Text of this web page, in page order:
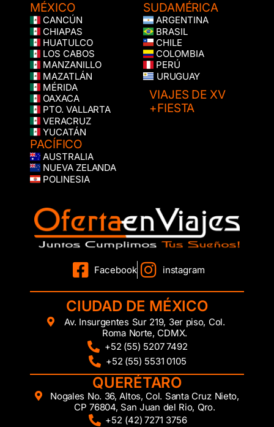
MÉXICO
CANCÚN
CHIAPAS
HUATULCO
LOS CABOS
MANZANILLO
MAZATLÁN
MÉRIDA
OAXACA
PTO. VALLARTA
VERACRUZ
YUCATÁN
PACÍFICO
AUSTRALIA
NUEVA ZELANDA
POLINESIA
SUDAMÉRICA
ARGENTINA
BRASIL
CHILE
COLOMBIA
PERÚ
URUGUAY
VIAJES DE XV
+FIESTA
Facebook instagram
CIUDAD DE MÉXICO
Av. Insurgentes Sur 219, 3er piso, Col.
Roma Norte, CDMX.
+52 (55) 5207 7492
+52 (55) 5531 0105
QUERÉTARO
Nogales No. 36, Altos, Col. Santa Cruz Nieto,
CP 76804, San Juan del Rio, Qro.
+52 (42) 7271 3756